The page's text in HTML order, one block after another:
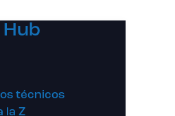
Hub
técnicos
la Z